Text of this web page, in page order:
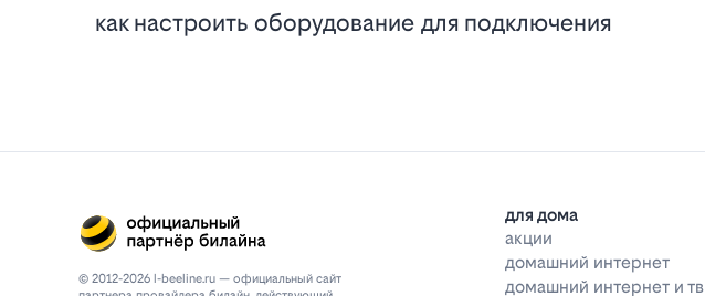
как настроить оборудование для подключения
© 2012-2026 l-beeline.ru — официальный сайт
для дома
акции
домашний интернет
домашний интернет и тв